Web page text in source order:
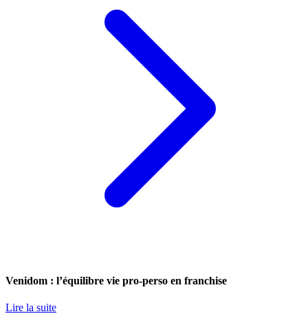
Venidom : l’équilibre vie pro-perso en franchise
Lire la suite